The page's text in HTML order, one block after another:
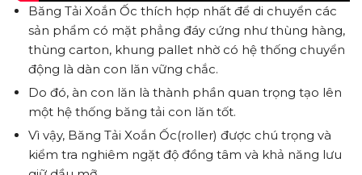
Băng Tải Xoắn Ốc thích hợp nhất để di chuyển các
sản phẩm có mặt phẳng đáy cứng như thùng hàng,
thùng carton, khung pallet nhờ có hệ thống chuyển
động là dàn con lăn vững chắc.
Do đó, àn con lăn là thành phần quan trọng tạo lên
một hệ thống băng tải con lăn tốt.
Vì vậy, Băng Tải Xoắn Ốc(roller) được chú trọng và
kiểm tra nghiêm ngặt độ đồng tâm và khả năng lưu